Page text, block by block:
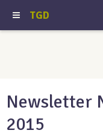
TGD
Newsletter
2015